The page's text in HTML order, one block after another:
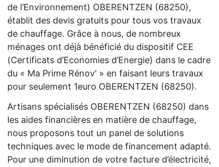
de l’Environnement) OBERENTZEN (68250),
établit des devis gratuits pour tous vos travaux
de chauffage. Grâce à nous, de nombreux
ménages ont déjà bénéficié du dispositif CEE
(Certificats d’Economies d’Energie) dans le cadre
du « Ma Prime Rénov' » en faisant leurs travaux
pour seulement 1euro OBERENTZEN (68250).
Artisans spécialisés OBERENTZEN (68250) dans
les aides financières en matière de chauffage,
nous proposons tout un panel de solutions
techniques avec le mode de financement adapté.
Pour une diminution de votre facture d’électricité,